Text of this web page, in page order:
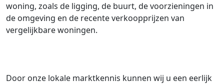
woning, zoals de ligging, de buurt, de voorzieningen in
de omgeving en de recente verkoopprijzen van
vergelijkbare woningen.
Door onze lokale marktkennis kunnen wij u een eerlijk